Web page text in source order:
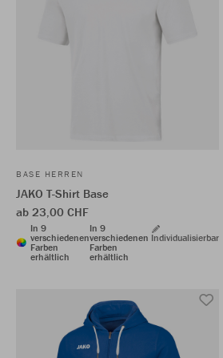
BASE HERREN
JAKO T-Shirt Base
ab 23,00 CHF
In 9
verschiedenen
Farben
erhältlich
In 9
verschiedenen
Farben
erhältlich
Individualisierbar